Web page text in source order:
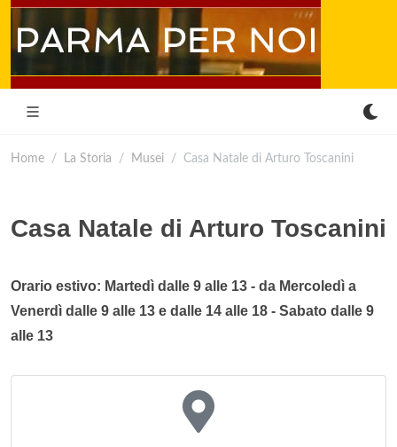
Home La Storia Musei Casa Natale di Arturo Toscanini
Casa Natale di Arturo Toscanini
Orario estivo: Martedì dalle 9 alle 13 - da Mercoledì a
Venerdì dalle 9 alle 13 e dalle 14 alle 18 - Sabato dalle 9
alle 13